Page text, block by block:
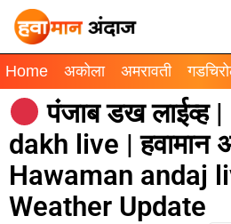
Home अकोला अमरावती
पंजाब डख लाईव्ह
dakh live | हवामान
Hawaman andaj
Weather Update